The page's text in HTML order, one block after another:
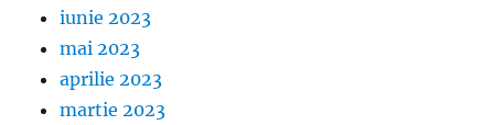
iunie 2023
mai 2023
aprilie 2023
martie 2023